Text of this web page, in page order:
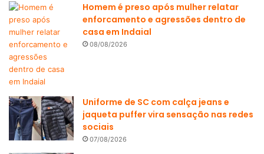
Homem é preso após mulher relatar
enforcamento e agressões dentro de
casa em Indaial
08/08/2026
Uniforme de SC com calça jeans e
jaqueta puffer vira sensação nas redes
sociais
07/08/2026